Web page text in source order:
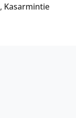
, Kasarmintie